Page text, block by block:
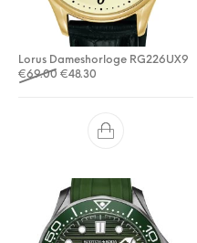
Lorus Dameshorloge RG226UX9
€69.00 Oorspronkelijke prijs
€48.30 Huidige prijs is: